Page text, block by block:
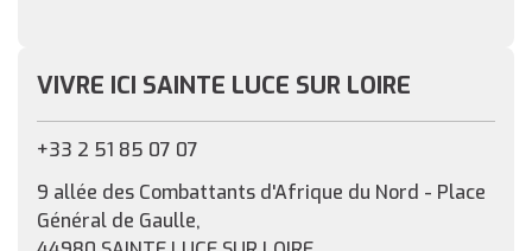
VIVRE ICI SAINTE LUCE SUR LOIRE
+33 2 51 85 07 07
9 allée des Combattants d'Afrique du Nord - Place
Général de Gaulle,